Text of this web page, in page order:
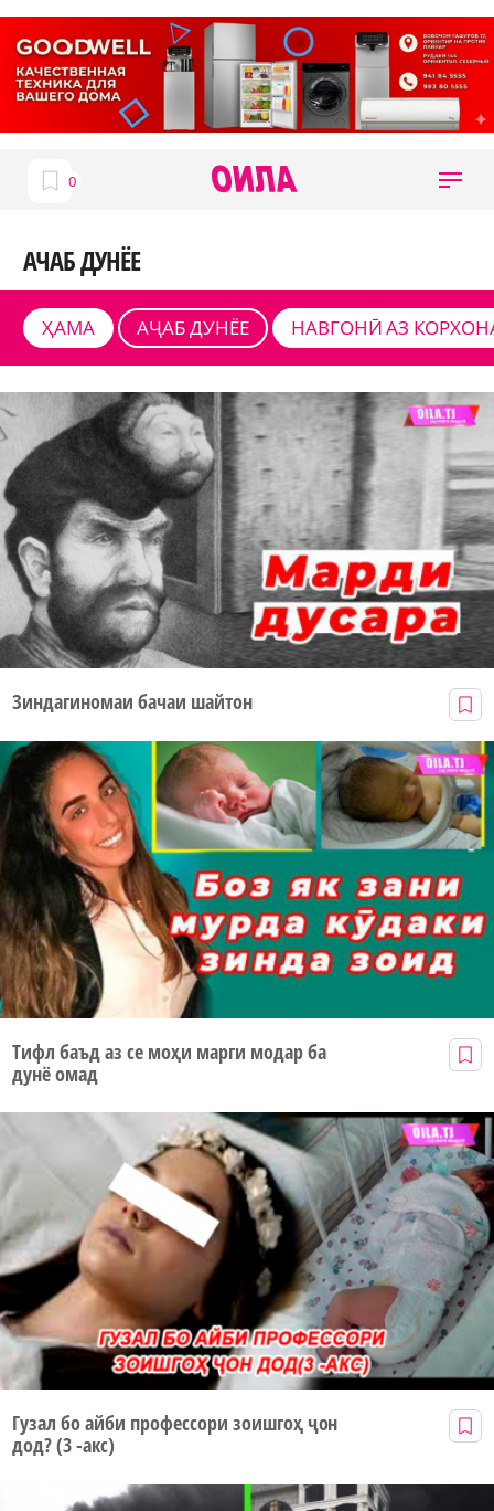
АЧАБ ДУНЁЕ
ҲАМА АҶАБ ДУНЁЕ НАВГОНӢ АЗ
Зиндагиномаи бачаи шайтон
Тифл баъд аз се моҳи марги модар ба
дунё омад
Гузал бо айби профессори зоишгоҳ ҷон
дод? (3 -акс)